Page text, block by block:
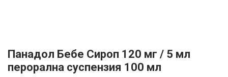
Панадол Бебе Сироп 120 мг / 5 мл
перорална суспензия 100 мл